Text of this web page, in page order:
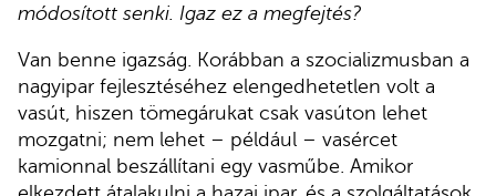
módosított senki. Igaz ez a megfejtés?
Van benne igazság. Korábban a szocializmusban a
nagyipar fejlesztéséhez elengedhetetlen volt a
vasút, hiszen tömegárukat csak vasúton lehet
mozgatni; nem lehet – például – vasércet
kamionnal beszállítani egy vasműbe. Amikor